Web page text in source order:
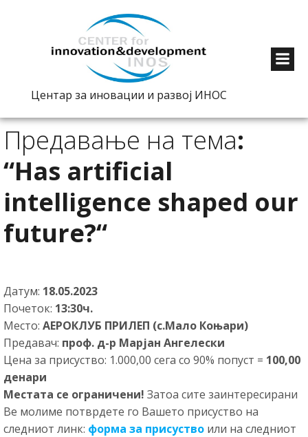
Центар за иновации и развој ИНОС
Предавање на тема:
“Has artificial
intelligence shaped our
future?“
Датум: 18.05.2023
Почеток: 13:30ч.
Место: АЕРОКЛУБ ПРИЛЕП (с.Мало Коњари)
Предавач: проф. д-р Марјан Ангелески
Цена за присуство: 1.000,00 сега со 90% попуст = 100,00
денари
Местата се ограничени! Затоа сите заинтересирани
Ве молиме потврдете го Вашето присуство на
следниот линк: форма за присуство или на следниот